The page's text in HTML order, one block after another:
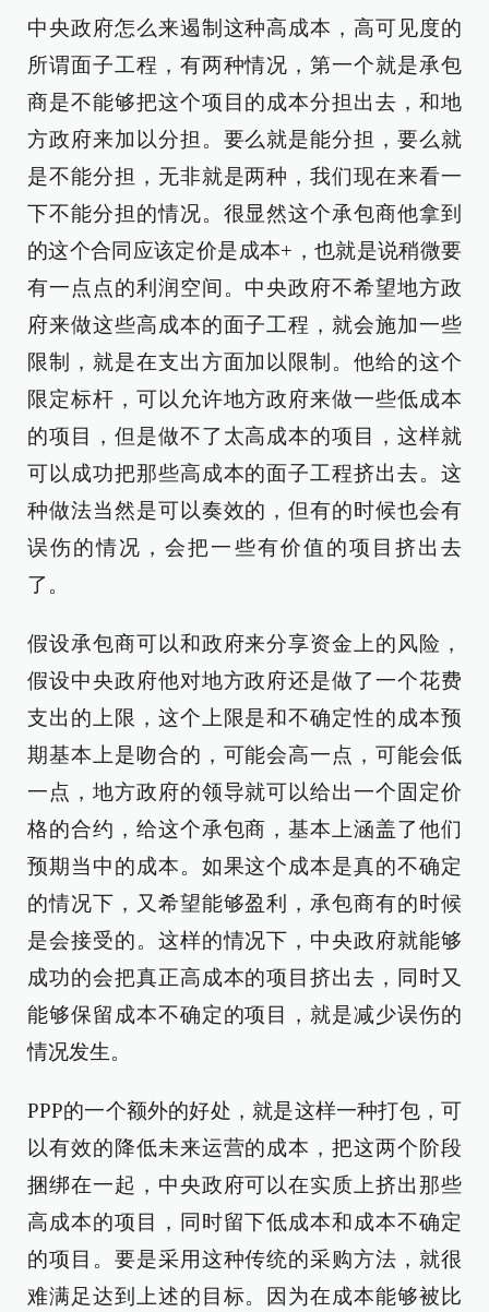
中央政府怎么来遏制这种高成本，高可见度的
所谓面子工程，有两种情况，第一个就是承包
商是不能够把这个项目的成本分担出去，和地
方政府来加以分担。要么就是能分担，要么就
是不能分担，无非就是两种，我们现在来看一
下不能分担的情况。很显然这个承包商他拿到
的这个合同应该定价是成本+，也就是说稍微要
有一点点的利润空间。中央政府不希望地方政
府来做这些高成本的面子工程，就会施加一些
限制，就是在支出方面加以限制。他给的这个
限定标杆，可以允许地方政府来做一些低成本
的项目，但是做不了太高成本的项目，这样就
可以成功把那些高成本的面子工程挤出去。这
种做法当然是可以奏效的，但有的时候也会有
误伤的情况，会把一些有价值的项目挤出去
了。
假设承包商可以和政府来分享资金上的风险，
假设中央政府他对地方政府还是做了一个花费
支出的上限，这个上限是和不确定性的成本预
期基本上是吻合的，可能会高一点，可能会低
一点，地方政府的领导就可以给出一个固定价
格的合约，给这个承包商，基本上涵盖了他们
预期当中的成本。如果这个成本是真的不确定
的情况下，又希望能够盈利，承包商有的时候
是会接受的。这样的情况下，中央政府就能够
成功的会把真正高成本的项目挤出去，同时又
能够保留成本不确定的项目，就是减少误伤的
情况发生。
PPP的一个额外的好处，就是这样一种打包，可
以有效的降低未来运营的成本，把这两个阶段
捆绑在一起，中央政府可以在实质上挤出那些
高成本的项目，同时留下低成本和成本不确定
的项目。要是采用这种传统的采购方法，就很
难满足达到上述的目标。因为在成本能够被比